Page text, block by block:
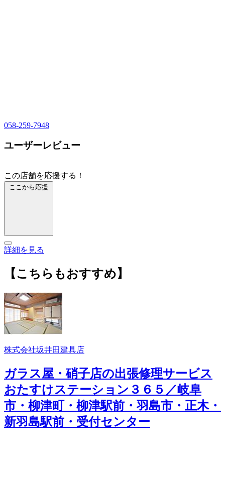
058-259-7948
ユーザーレビュー
この店舗を応援する！
ここから応援
詳細を見る
【こちらもおすすめ】
株式会社坂井田建具店
ガラス屋・硝子店の出張修理サービス
おたすけステーション３６５／岐阜
市・柳津町・柳津駅前・羽島市・正木・
新羽島駅前・受付センター